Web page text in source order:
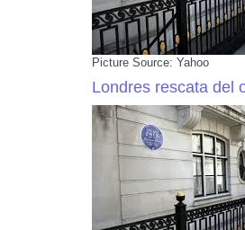
Picture Source: Yahoo
Londres rescata del